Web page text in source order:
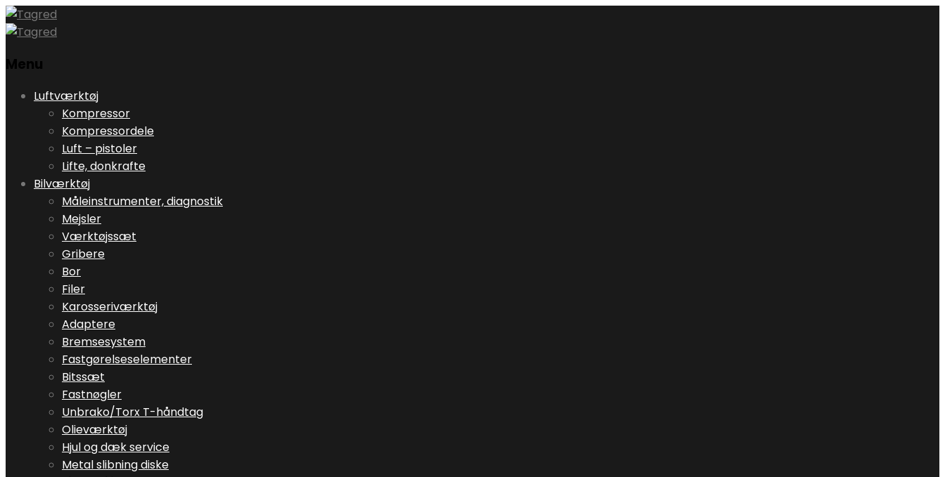
Menu
Skip
content
Luftværktøj
Kompressor
Kompressordele
Luft – pistoler
Lifte, donkrafte
Bilværktøj
Måleinstrumenter, diagnostik
Mejsler
Værktøjssæt
Gribere
Bor
Filer
Karosseriværktøj
Adaptere
Bremsesystem
Fastgørelseselementer
Bitssæt
Fastnøgler
Unbrako/Torx T-håndtag
Olieværktøj
Hjul og dæk service
Metal slibning diske